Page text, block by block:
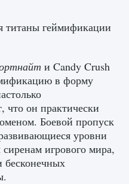
Нари в
1 218
титаны геймификации
и Candy Crush
в форму
он практически
Боевой пропуск
уровни
игрового мира,
бесконечных